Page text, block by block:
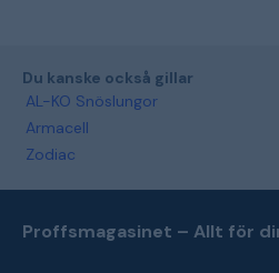
Du kanske också gillar
AL-KO Snöslungor
Armacell
Zodiac
Proffsmagasinet – Allt för